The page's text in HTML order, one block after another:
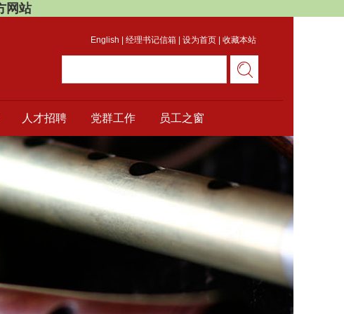
网站
English 经理书记信箱 设为首页 收藏本站
人才招聘 党群工作 员工之窗